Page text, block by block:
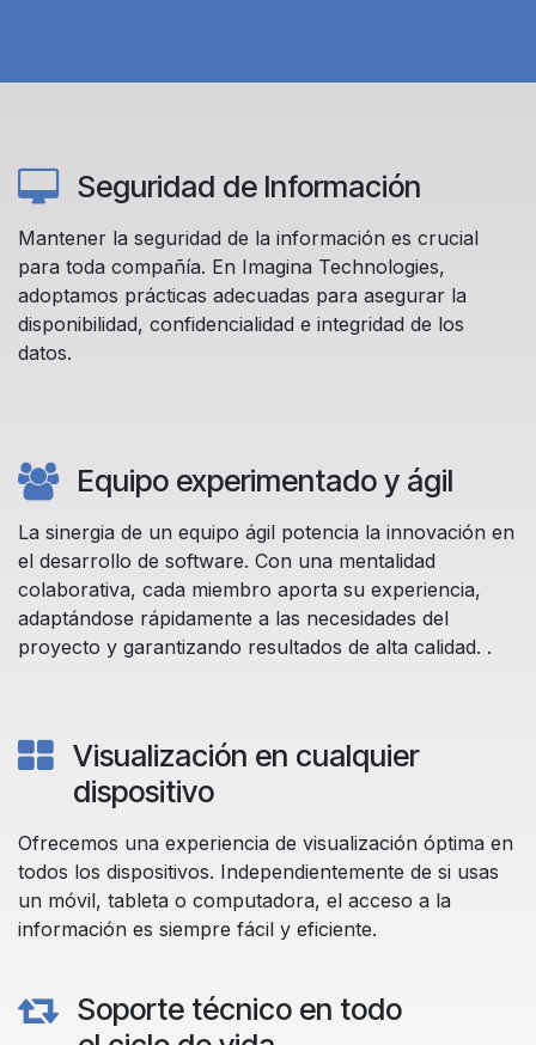
Seguridad de Información
Mantener la seguridad de la información es crucial
para toda compañía. En Imagina Technologies,
adoptamos prácticas adecuadas para asegurar la
disponibilidad, confidencialidad e integridad de los
datos.
Equipo experimentado y ágil
La sinergia de un equipo ágil potencia la innovación en
el desarrollo de software. Con una mentalidad
colaborativa, cada miembro aporta su experiencia,
adaptándose rápidamente a las necesidades del
proyecto y garantizando resultados de alta calidad. .
Visualización en cualquier
dispositivo
Ofrecemos una experiencia de visualización óptima en
todos los dispositivos. Independientemente de si usas
un móvil, tableta o computadora, el acceso a la
información es siempre fácil y eficiente.
Soporte técnico en todo